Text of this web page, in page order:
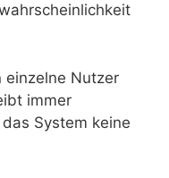
einzelne Nutzer
immer
System keine